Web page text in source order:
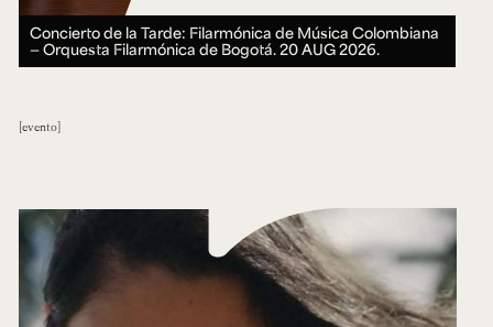
Concierto de la Tarde: Filarmónica de Música Colombiana
— Orquesta Filarmónica de Bogotá.20 AUG 2026.
evento